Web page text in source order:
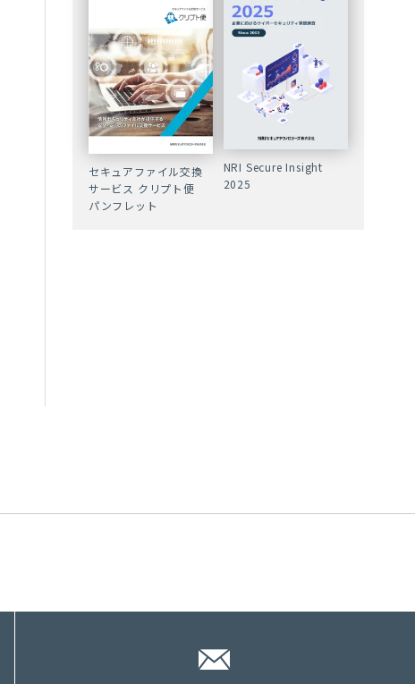
セキュアファイル交換
サービス クリプト便
パンフレット
NRI Secure Insight
2025